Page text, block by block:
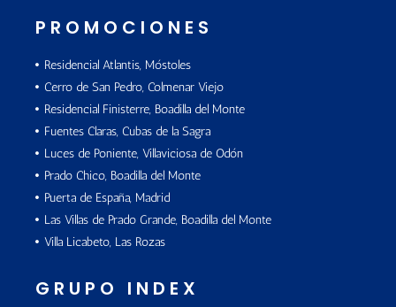
PROMOCIONES
Residencial Atlantis, Móstoles
Cerro de San Pedro, Colmenar Viejo
Residencial Finisterre, Boadilla del Monte
Fuentes Claras, Cubas de la Sagra
Luces de Poniente, Villaviciosa de Odón
Prado Chico, Boadilla del Monte
Puerta de España, Madrid
Las Villas de Prado Grande, Boadilla del Monte
Villa Licabeto, Las Rozas
GRUPO INDEX